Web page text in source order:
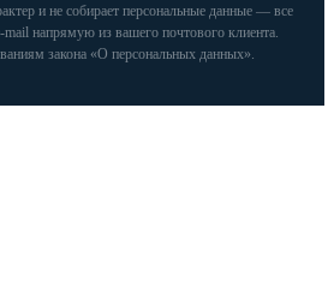
и не собирает персональные данные — все
напрямую из вашего почтового клиента.
закона «О персональных данных».